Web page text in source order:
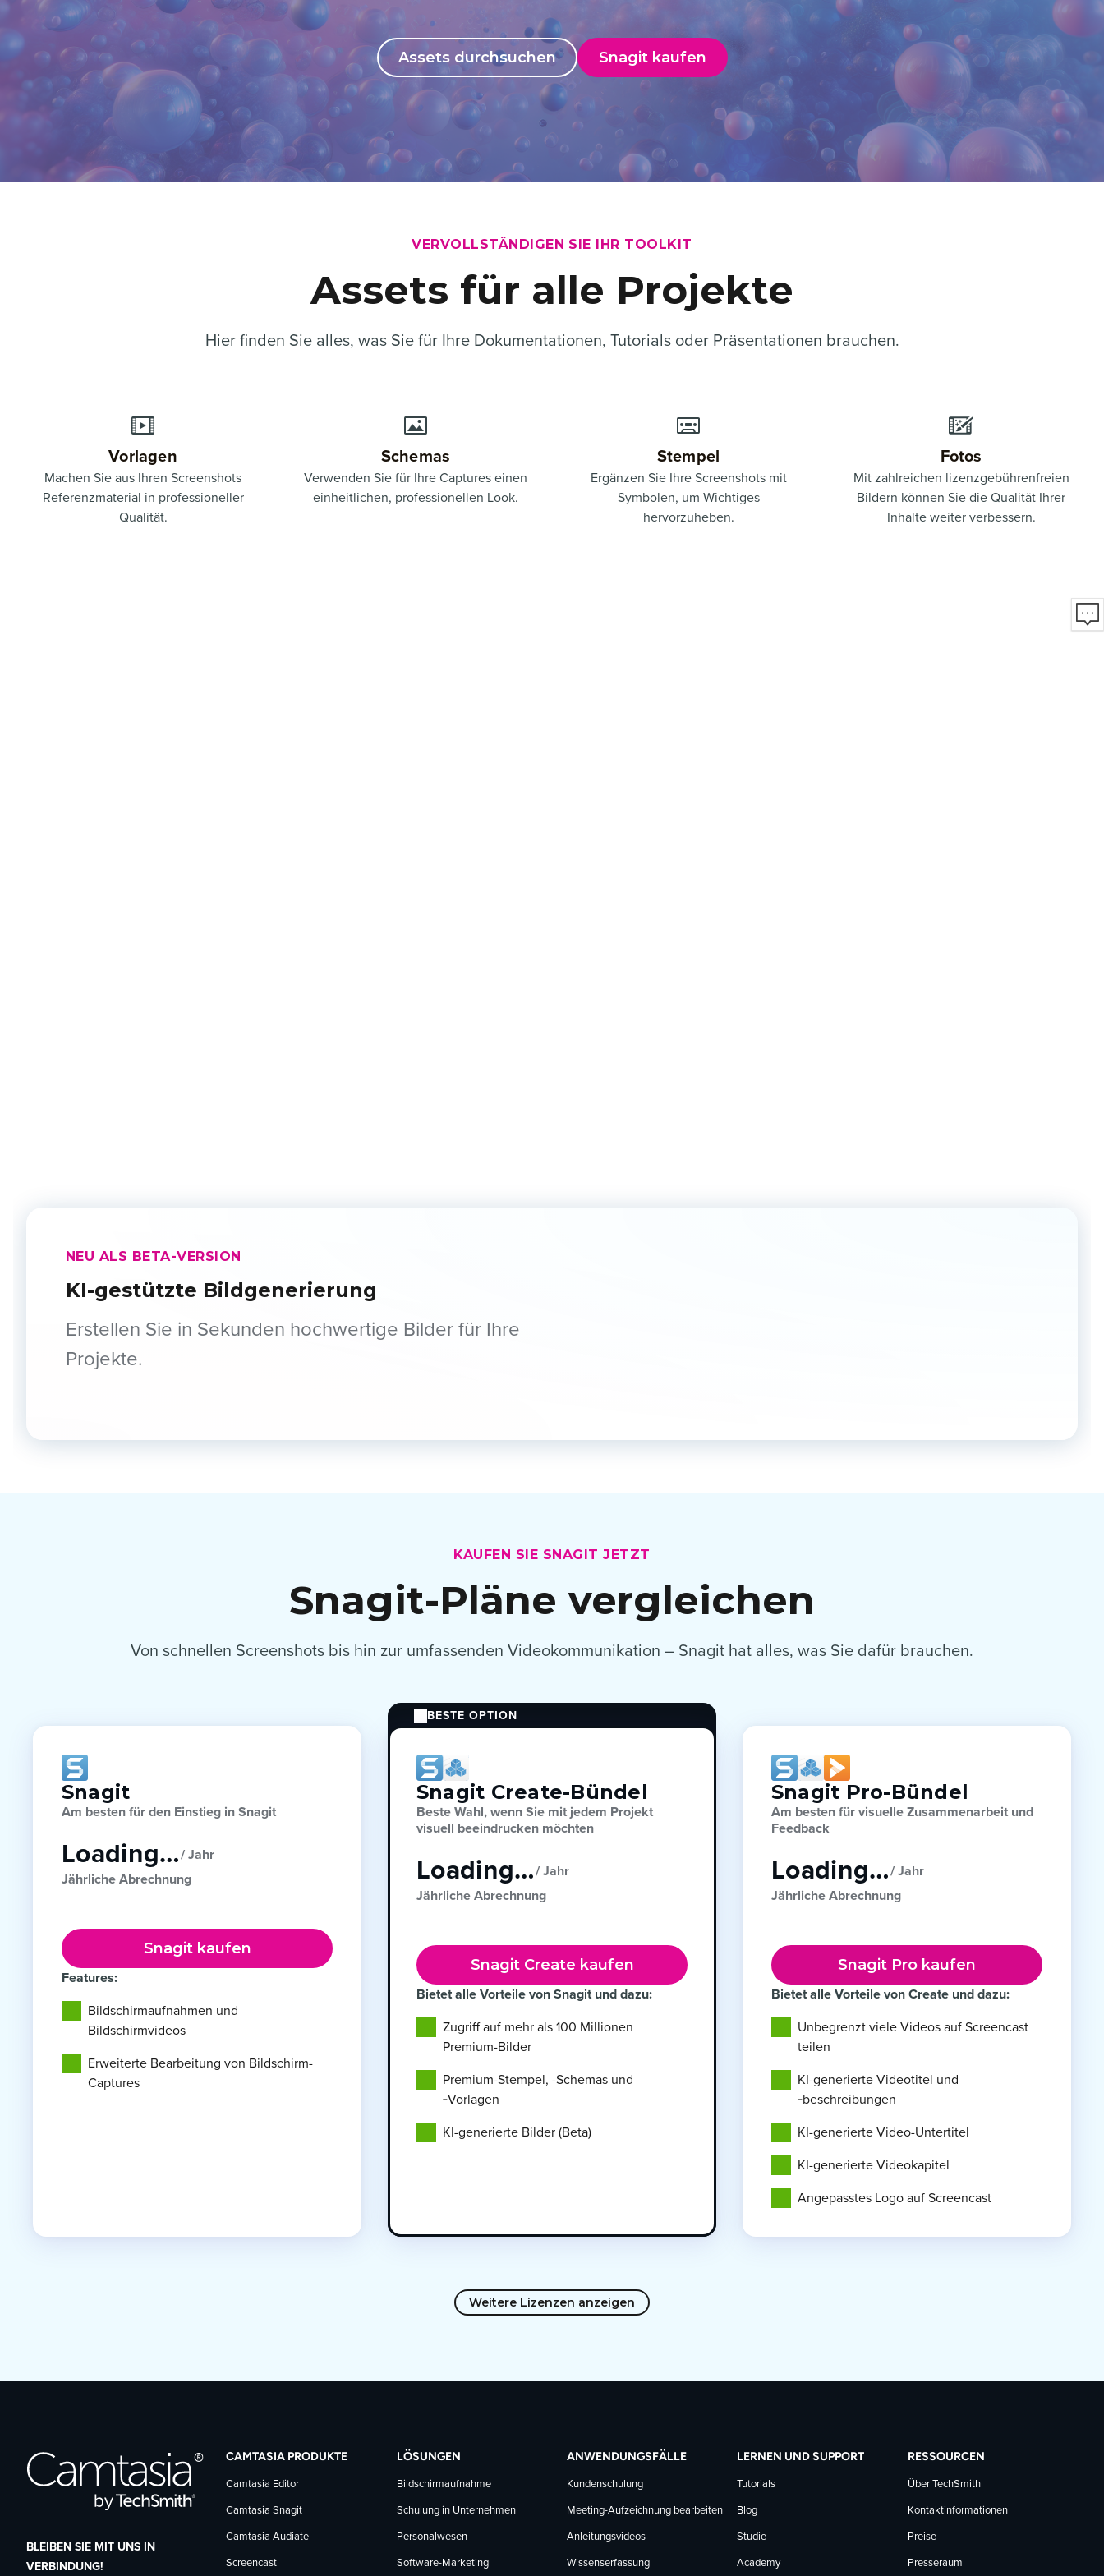
Assets durchsuchen Snagit kaufen
VERVOLLSTÄNDIGEN SIE IHR TOOLKIT
Assets für alle Projekte
Hier finden Sie alles, was Sie für Ihre Dokumentationen, Tutorials oder Präsentationen brauchen.
Vorlagen
Machen Sie aus Ihren Screenshots
Referenzmaterial in professioneller
Qualität.
Schemas
Verwenden Sie für Ihre Captures einen
einheitlichen, professionellen Look.
Stempel
Ergänzen Sie Ihre Screenshots mit
Symbolen, um Wichtiges
hervorzuheben.
Fotos
Mit zahlreichen lizenzgebührenfreien
Bildern können Sie die Qualität Ihrer
Inhalte weiter verbessern.
NEU ALS BETA-VERSION
KI-gestützte Bildgenerierung
Erstellen Sie in Sekunden hochwertige Bilder für Ihre
Projekte.
KAUFEN SIE SNAGIT JETZT
Snagit-Pläne vergleichen
Von schnellen Screenshots bis hin zur umfassenden Videokommunikation – Snagit hat alles, was Sie dafür brauchen.
Snagit
Am besten für den Einstieg in Snagit
Loading…/ Jahr
Jährliche Abrechnung
Snagit kaufen
Features:
Bildschirmaufnahmen und
Bildschirmvideos
Erweiterte Bearbeitung von Bildschirm-
Captures
BESTE OPTION
Snagit Create-Bündel
Beste Wahl, wenn Sie mit jedem Projekt
visuell beeindrucken möchten
Loading…/ Jahr
Jährliche Abrechnung
Snagit Create kaufen
Bietet alle Vorteile von Snagit und dazu:
Zugriff auf mehr als 100 Millionen
Premium-Bilder
Premium-Stempel, -Schemas und
‑Vorlagen
KI-generierte Bilder (Beta)
Snagit Pro-Bündel
Am besten für visuelle Zusammenarbeit und
Feedback
Loading…/ Jahr
Jährliche Abrechnung
Snagit Pro kaufen
Bietet alle Vorteile von Create und dazu:
Unbegrenzt viele Videos auf Screencast
teilen
KI-generierte Videotitel und
‑beschreibungen
KI-generierte Video-Untertitel
KI-generierte Videokapitel
Angepasstes Logo auf Screencast
Weitere Lizenzen anzeigen
BLEIBEN SIE MIT UNS IN
VERBINDUNG!
CAMTASIA PRODUKTE
Camtasia Editor
Camtasia Snagit
Camtasia Audiate
Screencast
LÖSUNGEN
Bildschirmaufnahme
Schulung in Unternehmen
Personalwesen
Software-Marketing
ANWENDUNGSFÄLLE
Kundenschulung
Meeting-Aufzeichnung bearbeiten
Anleitungsvideos
Wissenserfassung
LERNEN UND SUPPORT
Tutorials
Blog
Studie
Academy
RESSOURCEN
Über TechSmith
Kontaktinformationen
Preise
Presseraum